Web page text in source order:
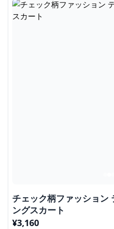
チェック柄ファッション
ングスカート
¥3,160